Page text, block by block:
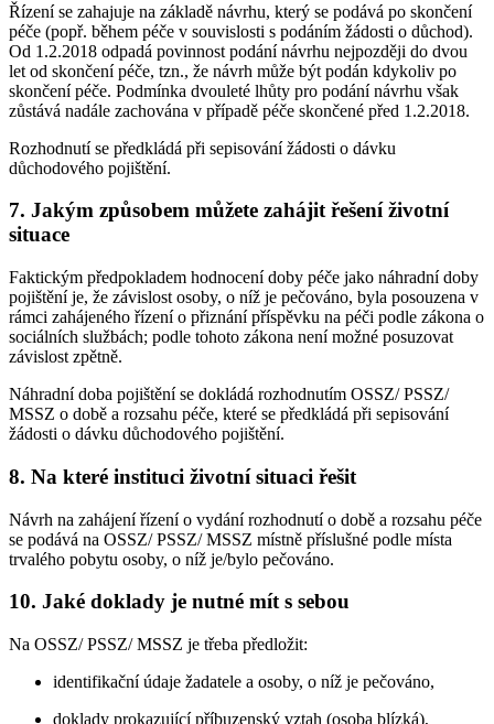
Řízení se zahajuje na základě návrhu, který se podává po skončení
péče (popř. během péče v souvislosti s podáním žádosti o důchod).
Od 1.2.2018 odpadá povinnost podání návrhu nejpozději do dvou
let od skončení péče, tzn., že návrh může být podán kdykoliv po
skončení péče. Podmínka dvouleté lhůty pro podání návrhu však
zůstává nadále zachována v případě péče skončené před 1.2.2018.
Rozhodnutí se předkládá při sepisování žádosti o dávku
důchodového pojištění.
7. Jakým způsobem můžete zahájit řešení životní
situace
Faktickým předpokladem hodnocení doby péče jako náhradní doby
pojištění je, že závislost osoby, o níž je pečováno, byla posouzena v
rámci zahájeného řízení o přiznání příspěvku na péči podle zákona o
sociálních službách; podle tohoto zákona není možné posuzovat
závislost zpětně.
Náhradní doba pojištění se dokládá rozhodnutím OSSZ/ PSSZ/
MSSZ o době a rozsahu péče, které se předkládá při sepisování
žádosti o dávku důchodového pojištění.
8. Na které instituci životní situaci řešit
Návrh na zahájení řízení o vydání rozhodnutí o době a rozsahu péče
se podává na OSSZ/ PSSZ/ MSSZ místně příslušné podle místa
trvalého pobytu osoby, o níž je/bylo pečováno.
10. Jaké doklady je nutné mít s sebou
Na OSSZ/ PSSZ/ MSSZ je třeba předložit:
identifikační údaje žadatele a osoby, o níž je pečováno,
doklady prokazující příbuzenský vztah (osoba blízká),